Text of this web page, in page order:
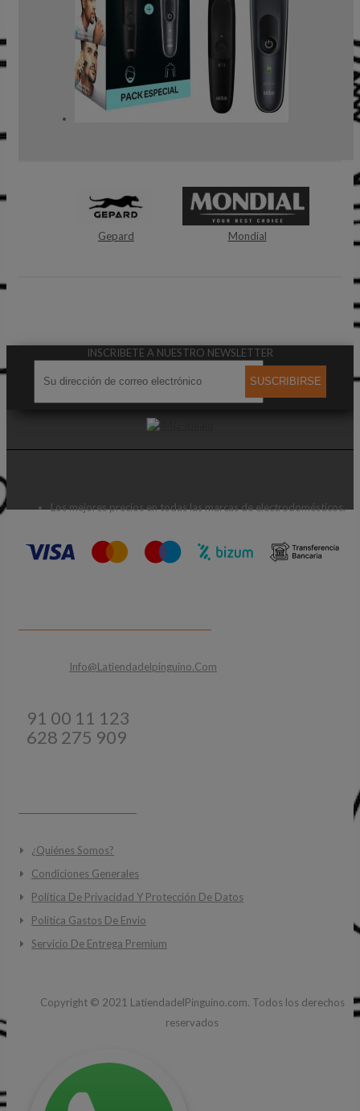
Gepard Mondial
INSCRIBETE A NUESTRO NEWSLETTER
SUSCRIBIRSE
Los mejores precios en todas las marcas de electrodomésticos.
Info@latiendadelpinguino.com
91 00 11 123
628 275 909
¿Quiénes Somos?
Condiciones Generales
Política De Privacidad Y Protección De Datos
Politica Gastos De Envio
Servicio De Entrega Premium
Copyright © 2021 LatiendadelPinguino.com. Todos los derechos
reservados